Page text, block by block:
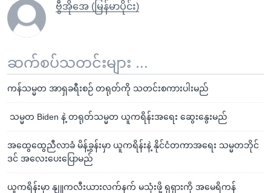
ဗွီအိုအေ (မြန်မာပိုင်း)
ဆက်စပ်သတင်းများ ...
ကန်သမ္မတ အာရှခရီးစဉ် တရုတ်ကို သတင်းစကားပါးမည်
သမ္မတ Biden နဲ့ တရုတ်သမ္မတ ယူကရိန်းအရေး ဆွေးနွေးမည်
အထွေထွေညီလာခံ မိန့်ခွန်းမှာ ယူကရိန်းနဲ့ နိုင်ငံတကာအရေး သမ္မတဘိုင်
ဒင် အလေးပေးပြောမည်
ယူကရိန်းမှာ နျူကလီးယားလက်နက် မသုံးဖို့ ရုရှားကို အမေရိကန်